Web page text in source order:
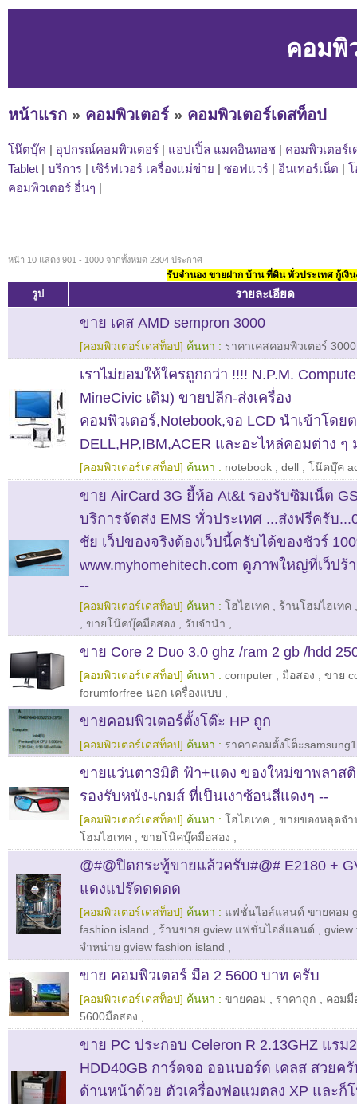
คอมพิ
หน้าแรก » คอมพิวเตอร์ » คอมพิวเตอร์เดสท็อป
โน๊ตบุ๊ค | อุปกรณ์คอมพิวเตอร์ | แอปเปิ้ล แมคอินทอช | คอมพิวเตอร์
Tablet | บริการ | เซิร์ฟเวอร์ เครื่องแม่ข่าย | ซอฟแวร์ | อินเทอร์เน็ต |
คอมพิวเตอร์ อื่นๆ |
หน้า 10 แสดง 901 - 1000 จากทั้งหมด 2304 ประกาศ
รับจำนอง ขายฝาก บ้าน ที่ดิน ทั่วประเทศ กู้เงิ
รูป รายละเอียด
ขาย เคส AMD sempron 3000
[คอมพิวเตอร์เดสท็อป] ค้นหา : ราคาเคสคอมพิวเตอร์ 3000
เราไม่ยอมให้ใครถูกกว่า !!!! N.P.M.
MineCivic เดิม) ขายปลีก-ส่งเครื่อง
คอมพิวเตอร์,Notebook,จอ LCD นำเข้าโดย
DELL,HP,IBM,ACER และอะไหล่คอมต่าง ๆ
[คอมพิวเตอร์เดสท็อป] ค้นหา : notebook dell โน๊ตบุ๊ค
ขาย AirCard 3G ยี้ห้อ At&t รองรับซิมเน็ต
บริการจัดส่ง EMS ทั่วประเทศ ...ส่งฟรีครับ
ชัย เว็ปของจริงต้องเว็ปนี้ครับได้ของชัวร์
www.myhomehitech.com ดูภาพใหญ่ที่เว็ป
--
[คอมพิวเตอร์เดสท็อป] ค้นหา : โฮไฮเทค ร้านโฮมไฮเทค
ขายโน๊คบุ๊คมือสอง รับจำนำ
ขาย Core 2 Duo 3.0 ghz /ram 2 gb /hdd
[คอมพิวเตอร์เดสท็อป] ค้นหา : computer มือสอง
ขาย
forumforfree นอก เครื่องแบบ
ขายคอมพิวเตอร์ตั้งโต๊ะ HP ถูก
[คอมพิวเตอร์เดสท็อป] ค้นหา : ราคาคอมตั้งโต็ะ
ขายแว่นตา3มิติ ฟ้า+แดง ของใหม่ขาพลาส
รองรับหนัง-เกมส์ ที่เป็นเงาซ้อนสีแดงๆ --
[คอมพิวเตอร์เดสท็อป] ค้นหา : โฮไฮเทค
ขายของหลุดจำ
โฮมไฮเทค
ขายโน๊คบุ๊คมือสอง
@#@ปิดกระทู้ขายแล้วครับ#@# E2180 +
แดงแปร๊ดดดดด
[คอมพิวเตอร์เดสท็อป] ค้นหา : แฟชั่นไอส์แลนด์ ขายคอม
fashion island
ร้านขาย gview แฟชั่นไอส์แลนด์
gview
จำหน่าย gview fashion island
ขาย คอมพิวเตอร์ มือ 2 5600 บาท ครับ
[คอมพิวเตอร์เดสท็อป] ค้นหา : ขายคอม ราคาถูก
คอมมื
5600มือสอง
ขาย PC ประกอบ Celeron R 2.13GHZ แรม
HDD40GB การ์ดจอ ออนบอร์ด เคลส สวยค
ด้านหน้าด้วย ตัวเครื่องฟอแมตลง XP และก็